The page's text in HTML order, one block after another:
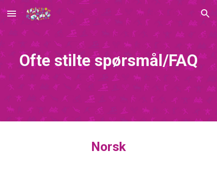
Skip to main content Skip to navigation
Ofte stilte spørsmål/FAQ
Norsk